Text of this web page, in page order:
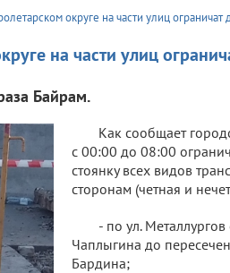
округе на части улиц ограничат
на части улиц
Байрам.
Как сообщает
с 00:00 до 08:00
стоянку всех видов
сторонам (четная и
- по ул.
Чаплыгина до
Бардина;